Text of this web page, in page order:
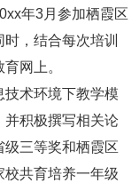
年3月参加栖霞区
，结合每次培训
网上。
术环境下教学模
并积极撰写相关论
三等奖和栖霞区
共育培养一年级